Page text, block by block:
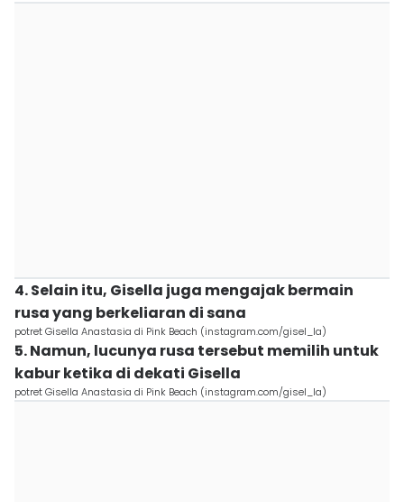
4. Selain itu, Gisella juga mengajak bermain
rusa yang berkeliaran di sana
potret Gisella Anastasia di Pink Beach (instagram.com/gisel_la)
5. Namun, lucunya rusa tersebut memilih untuk
kabur ketika di dekati Gisella
potret Gisella Anastasia di Pink Beach (instagram.com/gisel_la)